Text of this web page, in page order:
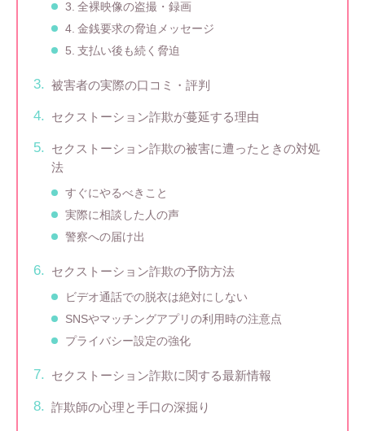
3. 全裸映像の盗撮・録画
4. 金銭要求の脅迫メッセージ
5. 支払い後も続く脅迫
被害者の実際の口コミ・評判
セクストーション詐欺が蔓延する理由
セクストーション詐欺の被害に遭ったときの対処
法
すぐにやるべきこと
実際に相談した人の声
警察への届け出
セクストーション詐欺の予防方法
ビデオ通話での脱衣は絶対にしない
SNSやマッチングアプリの利用時の注意点
プライバシー設定の強化
セクストーション詐欺に関する最新情報
詐欺師の心理と手口の深掘り